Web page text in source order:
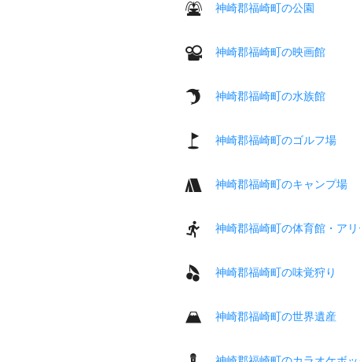
神崎郡福崎町の公園
神崎郡福崎町の映画館
神崎郡福崎町の水族館
神崎郡福崎町のゴルフ場
神崎郡福崎町のキャンプ場
神崎郡福崎町の体育館・ア
神崎郡福崎町の味覚狩り
神崎郡福崎町の世界遺産